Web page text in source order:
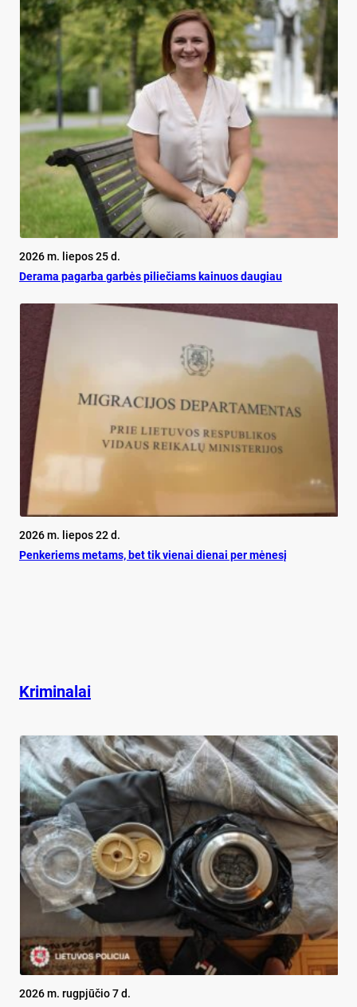
2026 m. liepos 25 d.
De­ra­ma pa­gar­ba gar­bės pi­lie­čiams kai­nuos dau­giau
2026 m. liepos 22 d.
Pen­ke­riems me­tams, bet tik vie­nai die­nai per mė­ne­sį
Kriminalai
2026 m. rugpjūčio 7 d.